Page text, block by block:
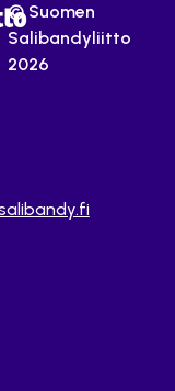
© Suomen
Salibandyliitto
2026